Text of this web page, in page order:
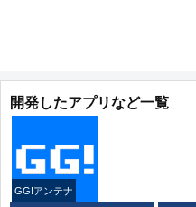
開発したアプリなど一覧
GG!アンテナ